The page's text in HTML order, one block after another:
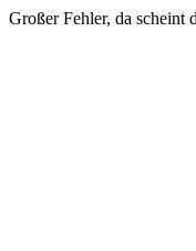
Großer Fehler, da scheint